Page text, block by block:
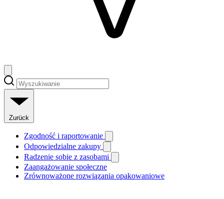
Zurück
Zgodność i raportowanie
Odpowiedzialne zakupy
Radzenie sobie z zasobami
Zaangażowanie społeczne
Zrównoważone rozwiązania opakowaniowe